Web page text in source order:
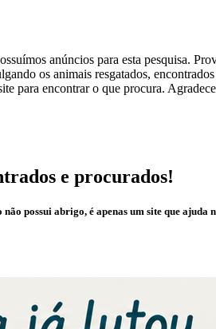
anúncios para esta pesquisa.
os animais resgatados,
para encontrar o que procura.
e procurados!
possui abrigo, é apenas um site que